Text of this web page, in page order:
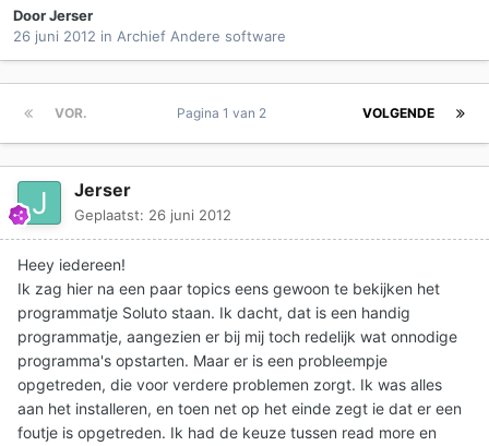
DoorJerser
26 juni 2012 in Archief Andere software
VOR. VOLGENDE
Pagina 1 van 2
Jerser
Geplaatst: 26 juni 2012
Heey iedereen!
Ik zag hier na een paar topics eens gewoon te bekijken het
programmatje Soluto staan. Ik dacht, dat is een handig
programmatje, aangezien er bij mij toch redelijk wat onnodige
programma's opstarten. Maar er is een probleempje
opgetreden, die voor verdere problemen zorgt. Ik was alles
aan het installeren, en toen net op het einde zegt ie dat er een
foutje is opgetreden. Ik had de keuze tussen read more en